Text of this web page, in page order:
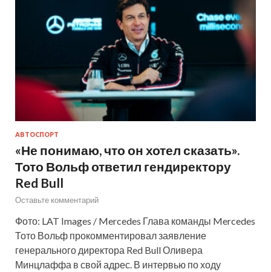
АВТОСПОРТ
«Не понимаю, что он хотел сказать».
Тото Вольф ответил гендиректору
Red Bull
Оставьте комментарий
Фото: LAT Images / Mercedes Глава команды Mercedes
Тото Вольф прокомментировал заявление
генерального директора Red Bull Оливера
Минцлаффа в свой адрес. В интервью по ходу